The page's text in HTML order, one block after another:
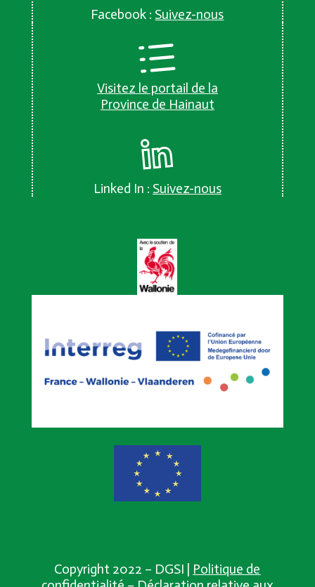
Facebook : Suivez-nous
Visitez le portail de la
Province de Hainaut
Linked In : Suivez-nous
Copyright 2022 – DGSI | Politique de